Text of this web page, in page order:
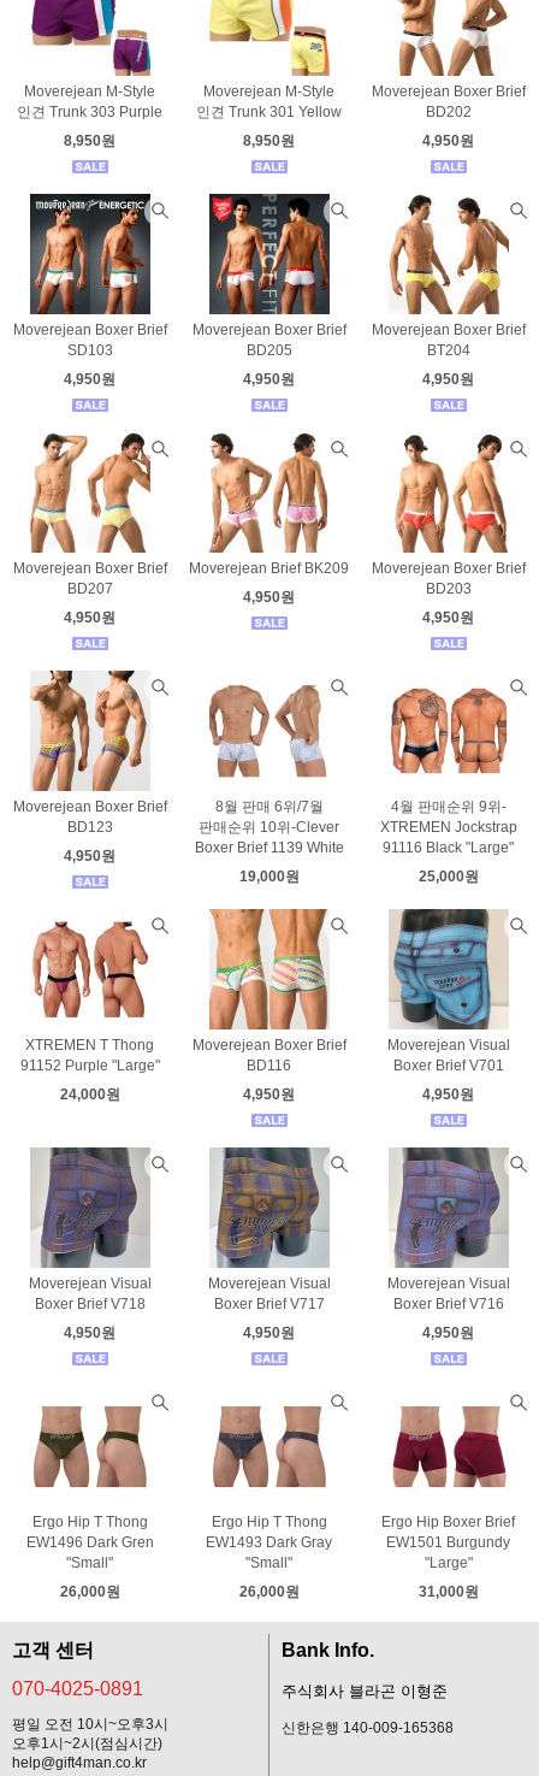
Moverejean M-Style
인견 Trunk 303 Purple
8,950원
Moverejean M-Style
인견 Trunk 301 Yellow
8,950원
Moverejean Boxer Brief
BD202
4,950원
Moverejean Boxer Brief
SD103
4,950원
Moverejean Boxer Brief
BD205
4,950원
Moverejean Boxer Brief
BT204
4,950원
Moverejean Boxer Brief
BD207
4,950원
Moverejean Brief BK209
4,950원
Moverejean Boxer Brief
BD203
4,950원
Moverejean Boxer Brief
BD123
4,950원
8월 판매 6위/7월
판매순위 10위-Clever
Boxer Brief 1139 White
19,000원
4월 판매순위 9위-
XTREMEN Jockstrap
91116 Black "Large"
25,000원
XTREMEN T Thong
91152 Purple "Large"
24,000원
Moverejean Boxer Brief
BD116
4,950원
Moverejean Visual
Boxer Brief V701
4,950원
Moverejean Visual
Boxer Brief V718
4,950원
Moverejean Visual
Boxer Brief V717
4,950원
Moverejean Visual
Boxer Brief V716
4,950원
Ergo Hip T Thong
EW1496 Dark Gren
"Small"
26,000원
Ergo Hip T Thong
EW1493 Dark Gray
"Small"
26,000원
Ergo Hip Boxer Brief
EW1501 Burgundy
"Large"
31,000원
고객 센터
070-4025-0891
평일 오전 10시~오후3시
오후1시~2시(점심시간)
help@gift4man.co.kr
Bank Info.
주식회사 블라곤 이형준
신한은행 140-009-165368